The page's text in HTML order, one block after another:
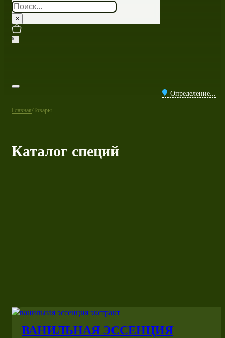
Поиск
×
0
Определение...
Главная/Товары
Каталог специй
ВАНИЛЬНАЯ ЭССЕНЦИЯ